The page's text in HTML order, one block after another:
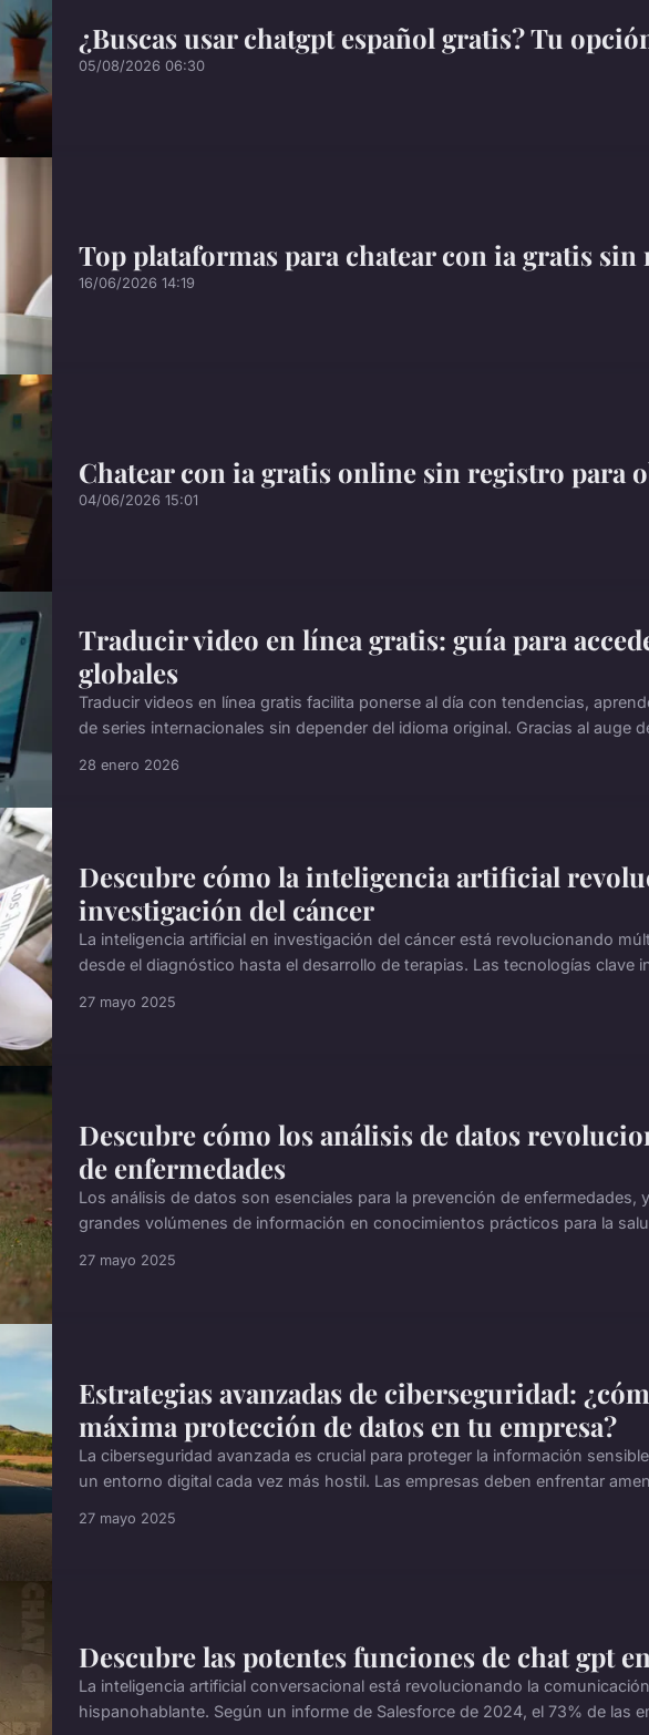
¿Buscas usar chatgpt español gratis? Tu
05/08/2026 06:30
Top plataformas para chatear con ia gratis sin
16/06/2026 14:19
Chatear con ia gratis online sin registro para
04/06/2026 15:01
Traducir video en línea gratis: guía para
globales
Traducir videos en línea gratis facilita ponerse al día con tendencias,
de series internacionales sin depender del idioma original. Gracias al auge
28 enero 2026
Descubre cómo la inteligencia artificial
investigación del cáncer
La inteligencia artificial en investigación del cáncer está revolucionando
desde el diagnóstico hasta el desarrollo de terapias. Las tecnologías clave
27 mayo 2025
Descubre cómo los análisis de datos
de enfermedades
Los análisis de datos son esenciales para la prevención de enfermedades,
grandes volúmenes de información en conocimientos prácticos para la
27 mayo 2025
Estrategias avanzadas de ciberseguridad:
máxima protección de datos en tu empresa?
La ciberseguridad avanzada es crucial para proteger la información
un entorno digital cada vez más hostil. Las empresas deben enfrentar
27 mayo 2025
Descubre las potentes funciones de chat gpt
La inteligencia artificial conversacional está revolucionando la
hispanohablante. Según un informe de Salesforce de 2024, el 73% de las